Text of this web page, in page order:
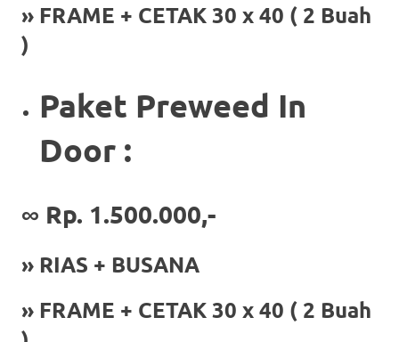
fake
rolex
content
https://
imitation
wonderful
gift
for
» FRAME + CETAK 30 x 40 ( 2 Buah
)
Paket Preweed In
Door :
∞ Rp. 1.500.000,-
» RIAS + BUSANA
» FRAME + CETAK 30 x 40 ( 2 Buah